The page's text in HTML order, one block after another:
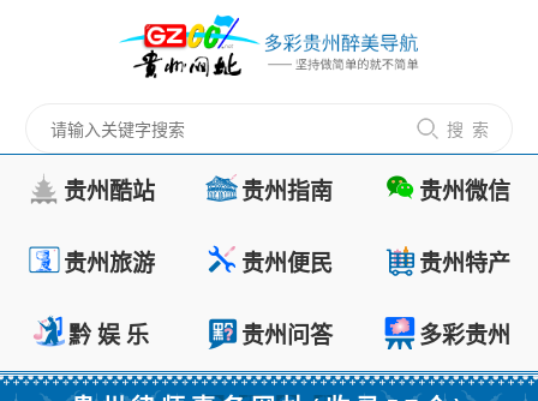
搜 索
贵州酷站 贵州指南 贵州微信
贵州旅游 贵州便民 贵州特产
黔 娱 乐 贵州问答 多彩贵州